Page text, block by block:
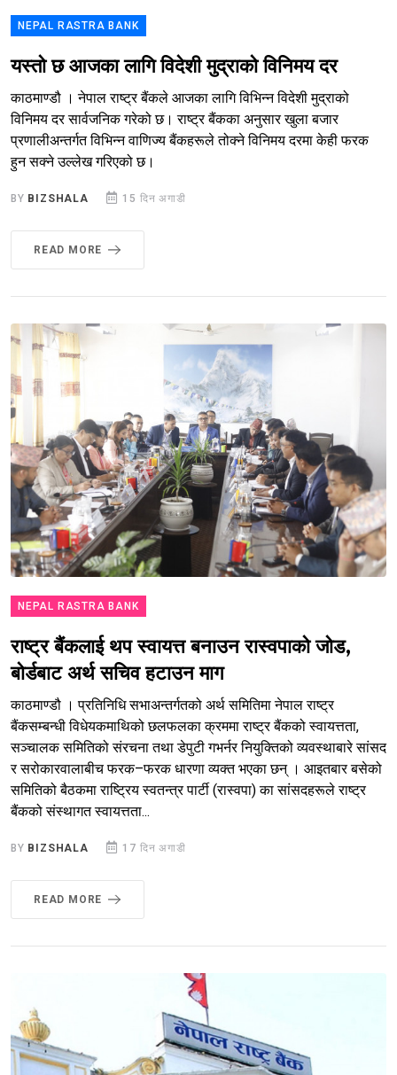
NEPAL RASTRA BANK
यस्तो छ आजका लागि विदेशी मुद्राको विनिमय दर
काठमाण्डौ । नेपाल राष्ट्र बैंकले आजका लागि विभिन्न विदेशी मुद्राको
विनिमय दर सार्वजनिक गरेको छ। राष्ट्र बैंकका अनुसार खुला बजार
प्रणालीअन्तर्गत विभिन्न वाणिज्य बैंकहरूले तोक्ने विनिमय दरमा केही फरक
हुन सक्ने उल्लेख गरिएको छ।
BY BIZSHALA 15 दिन अगाडी
READ MORE
NEPAL RASTRA BANK
राष्ट्र बैंकलाई थप स्वायत्त बनाउन रास्वपाको जोड,
बोर्डबाट अर्थ सचिव हटाउन माग
काठमाण्डौ । प्रतिनिधि सभाअन्तर्गतको अर्थ समितिमा नेपाल राष्ट्र
बैंकसम्बन्धी विधेयकमाथिको छलफलका क्रममा राष्ट्र बैंकको स्वायत्तता,
सञ्चालक समितिको संरचना तथा डेपुटी गभर्नर नियुक्तिको व्यवस्थाबारे सांसद
र सरोकारवालाबीच फरक–फरक धारणा व्यक्त भएका छन् । आइतबार बसेको
समितिको बैठकमा राष्ट्रिय स्वतन्त्र पार्टी (रास्वपा) का सांसदहरूले राष्ट्र
बैंकको संस्थागत स्वायत्तता...
BY BIZSHALA 17 दिन अगाडी
READ MORE